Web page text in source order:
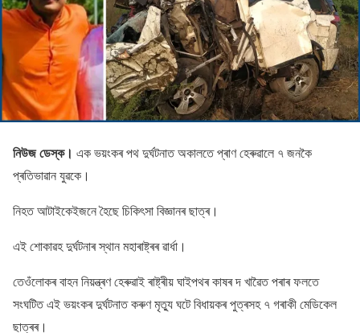
নিউজ ডেস্ক। এক ভয়ংকৰ পথ দুৰ্ঘটনাত অকালতে প্ৰাণ হেৰুৱালে ৭ জনকৈ
প্ৰতিভাৱান যুৱকে।
নিহত আটাইকেইজনে হৈছে চিকিৎসা বিজ্ঞানৰ ছাত্ৰ।
এই শােকাৱহ দুৰ্ঘটনাৰ স্থান মহাৰাষ্ট্ৰৰ ৱাৰ্ধা।
তেওঁলােকৰ বাহন নিয়ন্ত্ৰণ হেৰুৱাই ৰাষ্ট্ৰীয় ঘাইপথৰ কাষৰ দ খাৱৈত পৰাৰ ফলতে
সংঘটিত এই ভয়ংকৰ দুৰ্ঘটনাত কৰুণ মৃত্যু ঘটে বিধায়কৰ পুত্ৰসহ ৭ গৰাকী মেডিকেল
ছাত্ৰৰ।